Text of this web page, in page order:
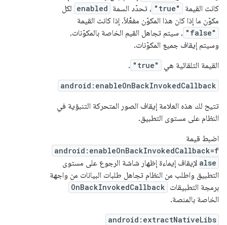
كانت القيمة
"true" ، تحدّد السمة enabled لكل
مكوّن ما إذا كان هذا المكوّن مفعَّلاً. إذا كانت القيمة
"false" ، سيتم تجاهل القيم الخاصة بالمكوّنات،
وسيتم إيقاف جميع المكوّنات.
القيمة التلقائية هي
"true"
.
android:enableOnBackInvokedCallback
تتيح لك هذه العلامة إيقاف الصور المتحركة التنبؤية في
النظام على مستوى التطبيق.
اضبط قيمة
android:enableOnBackInvokedCallback=f
alse لإيقاف إيماءة إظهار شاشة الرجوع على مستوى
التطبيق واطلب من النظام تجاهل طلبات البيانات من واجهة
برمجة التطبيقات OnBackInvokedCallback
الخاصة بالمنصة.
android:extractNativeLibs